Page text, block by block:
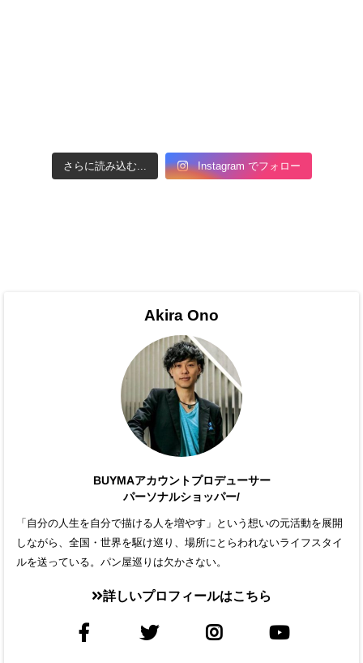
さらに読み込む... Instagram でフォロー
Akira Ono
BUYMAアカウントプロデューサー
パーソナルショッパー/
「自分の人生を自分で描ける人を増やす」という想いの元活動を展開
しながら、全国・世界を駆け巡り、場所にとらわれないライフスタイ
ルを送っている。パン屋巡りは欠かさない。
詳しいプロフィールはこちら